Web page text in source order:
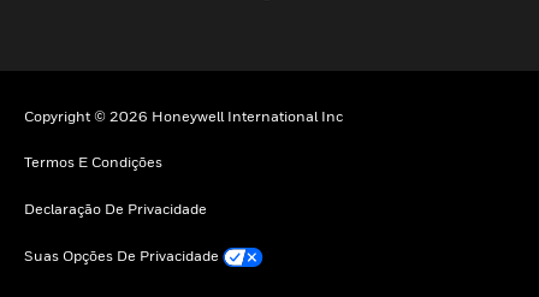
Copyright © 2026 Honeywell International Inc
Termos E Condições
Declaração De Privacidade
Suas Opções De Privacidade